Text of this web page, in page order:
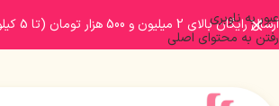
عبور به ناوبری
رفتن به محتوای اصلی
ارسال رایگان بالای 2 میلیون و 500 هزار تومان (تا 5 کیلوگرم)